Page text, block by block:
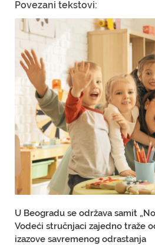
Povezani tekstovi:
U Beogradu se održava samit
Vodeći stručnjaci zajedno traže
izazove savremenog odrastanja